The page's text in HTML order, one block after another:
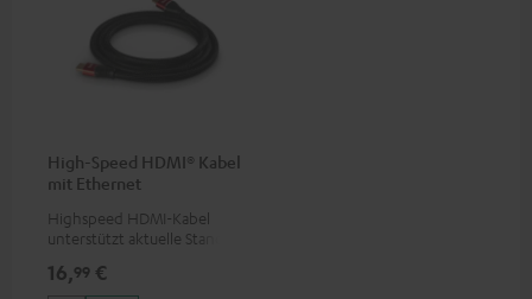
High-Speed HDMI® Kabel
mit Ethernet
Highspeed HDMI-Kabel
unterstützt aktuelle Standards
16,99 €